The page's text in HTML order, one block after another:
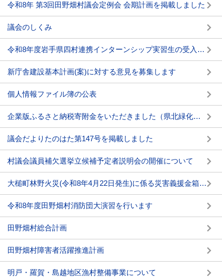
令和8年 第3回田野畑村議会定例会 会期計画を掲載しました
議会のしくみ
令和8年度岩手県四村連携インターンシップ実習生の受入れについて
新庁舎建設基本計画(案)に対する意見を募集します
個人情報ファイル簿の公表
企業版ふるさと納税寄附金をいただきました（県北緑化株式会社 様）
議会だよりたのはた第147号を掲載しました
村議会議員補欠選挙立候補予定者説明会の開催について
大槌町林野火災(令和8年4月22日発生)に係る災害義援金箱の設置について
令和8年度田野畑村消防団大演習を行います
田野畑村総合計画
田野畑村障害者活躍推進計画
明戸・羅賀・島越地区漁村整備事業について